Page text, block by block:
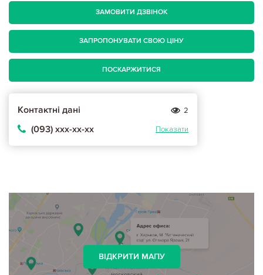
ЗАМОВИТИ ДЗВІНОК
ЗАПРОПОНУВАТИ СВОЮ ЦІНУ
ПОСКАРЖИТИСЯ
Контактні дані 2
(093) ххх-хх-хх Показати
ВІДКРИТИ МАПУ